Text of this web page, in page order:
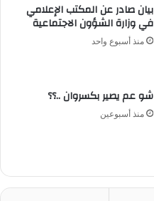
بيان صادر عن المكتب الإعلامي
في وزارة الشؤون الاجتماعية
منذ أسبوع واحد
شو عم يصير بكسروان ..؟؟
منذ أسبوعين